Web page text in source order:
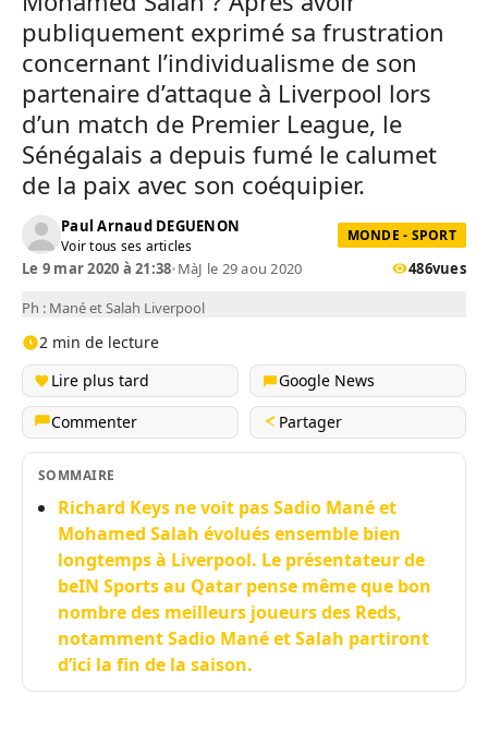
publiquement exprimé sa frustration
concernant l’individualisme de son
partenaire d’attaque à Liverpool lors
d’un match de Premier League, le
Sénégalais a depuis fumé le calumet
de la paix avec son coéquipier.
Paul Arnaud DEGUENON
Voir tous ses articles
MONDE - SPORT
Le 9 mar 2020 à 21:38•MàJ le 29 aou 2020 486vues
Ph : Mané et Salah Liverpool
2 min de lecture
Lire plus tard
Google News
Commenter
Partager
SOMMAIRE
Richard Keys ne voit pas Sadio Mané et
Mohamed Salah évolués ensemble bien
longtemps à Liverpool. Le présentateur de
beIN Sports au Qatar pense même que bon
nombre des meilleurs joueurs des Reds,
notamment Sadio Mané et Salah partiront
d’ici la fin de la saison.